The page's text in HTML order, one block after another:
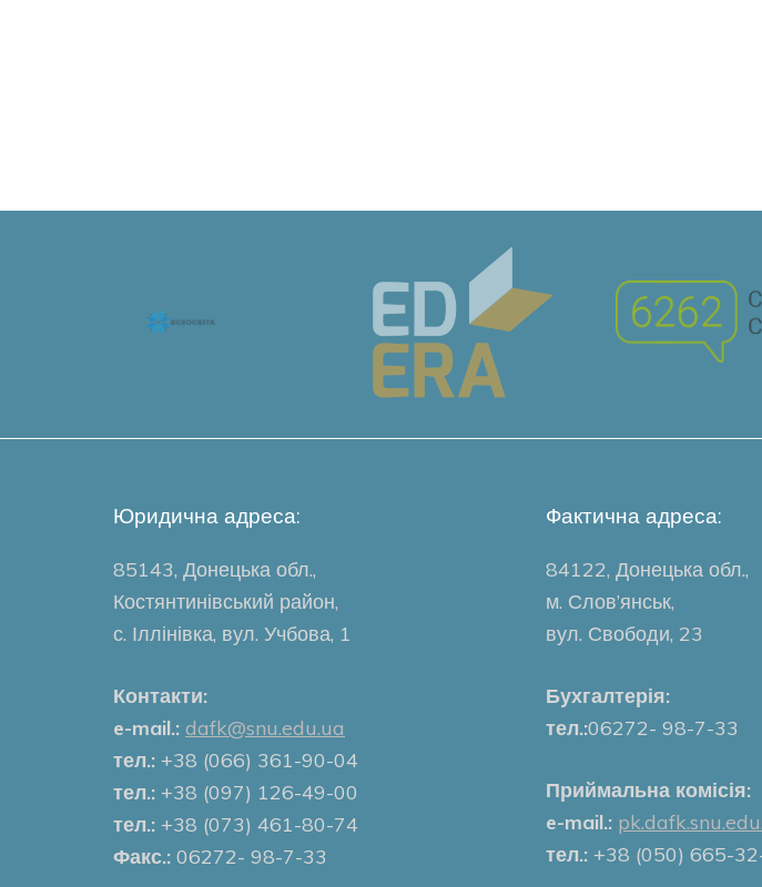
Юридична адреса:
85143, Донецька обл.,
Костянтинівський район,
с. Іллінівка, вул. Учбова, 1
Контакти:
e-mail.: dafk@snu.edu.ua
тел.: +38 (066) 361-90-04
тел.: +38 (097) 126-49-00
тел.: +38 (073) 461-80-74
Факс.: 06272- 98-7-33
Фактична адреса:
84122, Донецька обл.,
м. Слов’янськ,
вул. Свободи, 23
Бухгалтерія:
тел.:06272- 98-7-33
Приймальна комісія:
e-mail.:
тел.: +38 (050) 665-